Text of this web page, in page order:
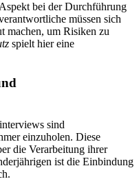
bei der Durchführung
müssen sich
machen, um Risiken zu
spielt hier eine
sind
einzuholen. Diese
die Verarbeitung ihrer
ist die Einbindung